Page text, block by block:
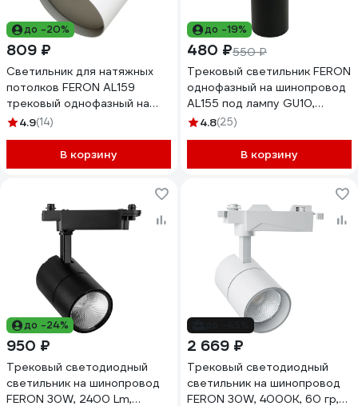
до -20%
809 ₽
Светильник для натяжных
потолков FERON AL159
трековый однофазный на
шинопровод под лампу
4.9(14)
В корзину
до -19%
480 ₽550 ₽
Трековый светильник FERON
однофазный на шинопровод
AL155 под лампу GU10,
черный 32474
4.8(25)
В корзину
до -24%
950 ₽
Трековый светодиодный
светильник на шинопровод
FERON 30W, 2400 Lm,
2 669 ₽
Трековый светодиодный
светильник на шинопровод
FERON 30W, 4000К, 60 гр,